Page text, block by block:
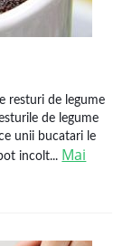
resturi de legume
de legume
unii bucatari le
incolt... Mai